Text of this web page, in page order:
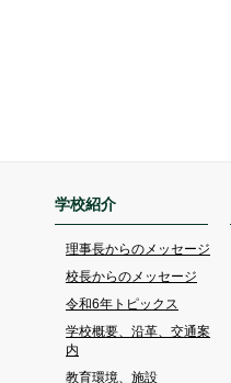
学校紹介
理事長からのメッセージ
校長からのメッセージ
令和6年トピックス
学校概要、沿革、交通案
内
教育環境、施設